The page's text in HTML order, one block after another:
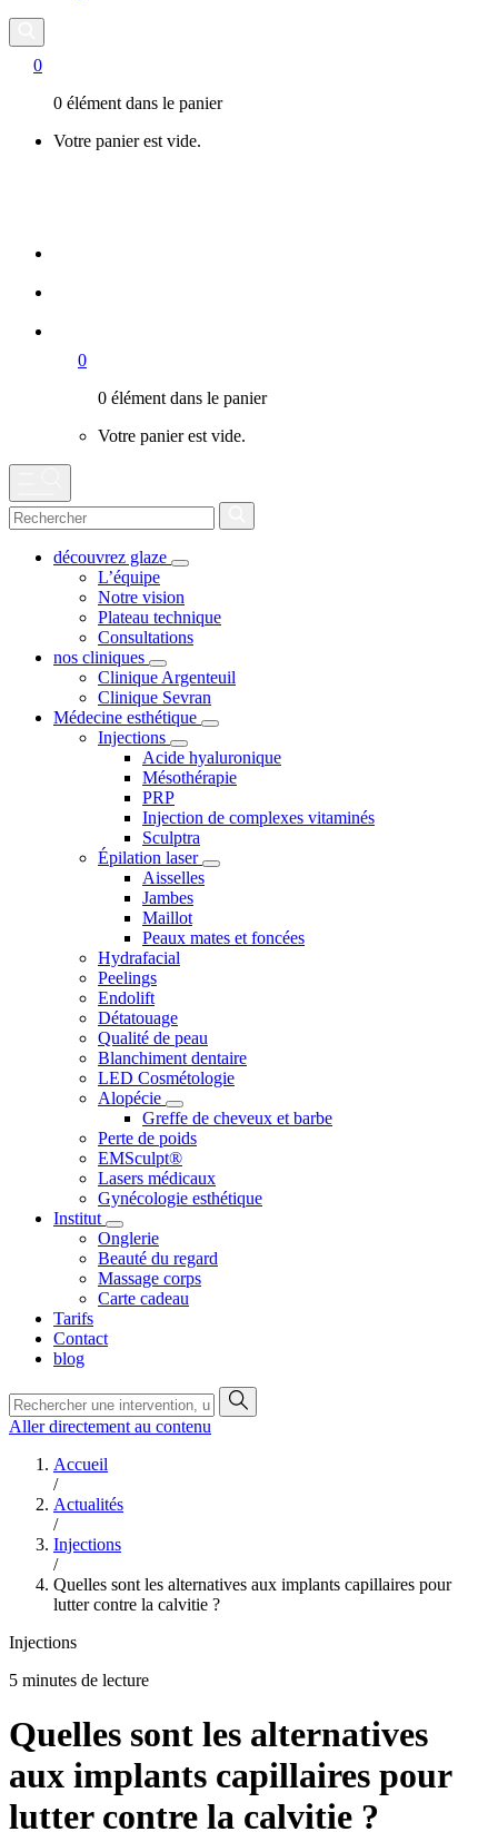
0
0 élément dans le panier
Votre panier est vide.
0
0 élément dans le panier
Votre panier est vide.
découvrez glaze
L’équipe
Notre vision
Plateau technique
Consultations
nos cliniques
Clinique Argenteuil
Clinique Sevran
Médecine esthétique
Injections
Acide hyaluronique
Mésothérapie
PRP
Injection de complexes vitaminés
Sculptra
Épilation laser
Aisselles
Jambes
Maillot
Peaux mates et foncées
Hydrafacial
Peelings
Endolift
Détatouage
Qualité de peau
Blanchiment dentaire
LED Cosmétologie
Alopécie
Greffe de cheveux et barbe
Perte de poids
EMSculpt®
Lasers médicaux
Gynécologie esthétique
Institut
Onglerie
Beauté du regard
Massage corps
Carte cadeau
Tarifs
Contact
blog
Aller directement au contenu
Accueil
/
Actualités
/
Injections
/
Quelles sont les alternatives aux implants capillaires pour
lutter contre la calvitie ?
Injections
5 minutes de lecture
Quelles sont les alternatives
aux implants capillaires pour
lutter contre la calvitie ?